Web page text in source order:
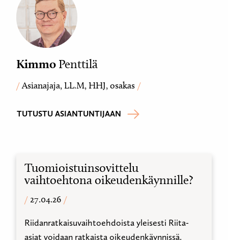
Kimmo Penttilä
Asianajaja, LL.M, HHJ, osakas
TUTUSTU ASIANTUNTIJAAN
Tuomioistuinsovittelu
vaihtoehtona oikeudenkäynnille?
27.04.26
Riidanratkaisuvaihtoehdoista yleisesti Riita-
asiat voidaan ratkaista oikeudenkäynnissä.